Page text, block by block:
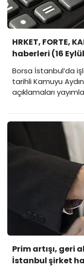
HRKET, FORTE,
haberleri (16
Borsa İstanbul’da
tarihli Kamuyu
açıklamaları
Prim artışı, geri
İstanbul şirket